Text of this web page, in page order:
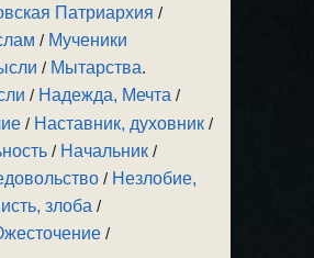
Патриархия /
/ Мученики
/ Мытарства.
/ Надежда, Мечта /
/ Наставник, духовник /
/ Начальник /
/ Незлобие,
злоба /
/